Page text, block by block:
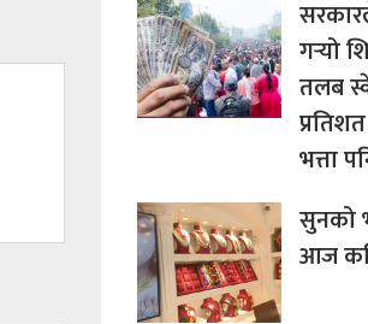
गर्‍यो
तलब
भत्ता
सुनको
आज